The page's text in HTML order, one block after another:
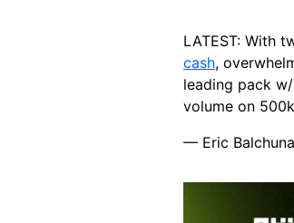
LATEST: With
cash,
leading pack
volume on
— Eric